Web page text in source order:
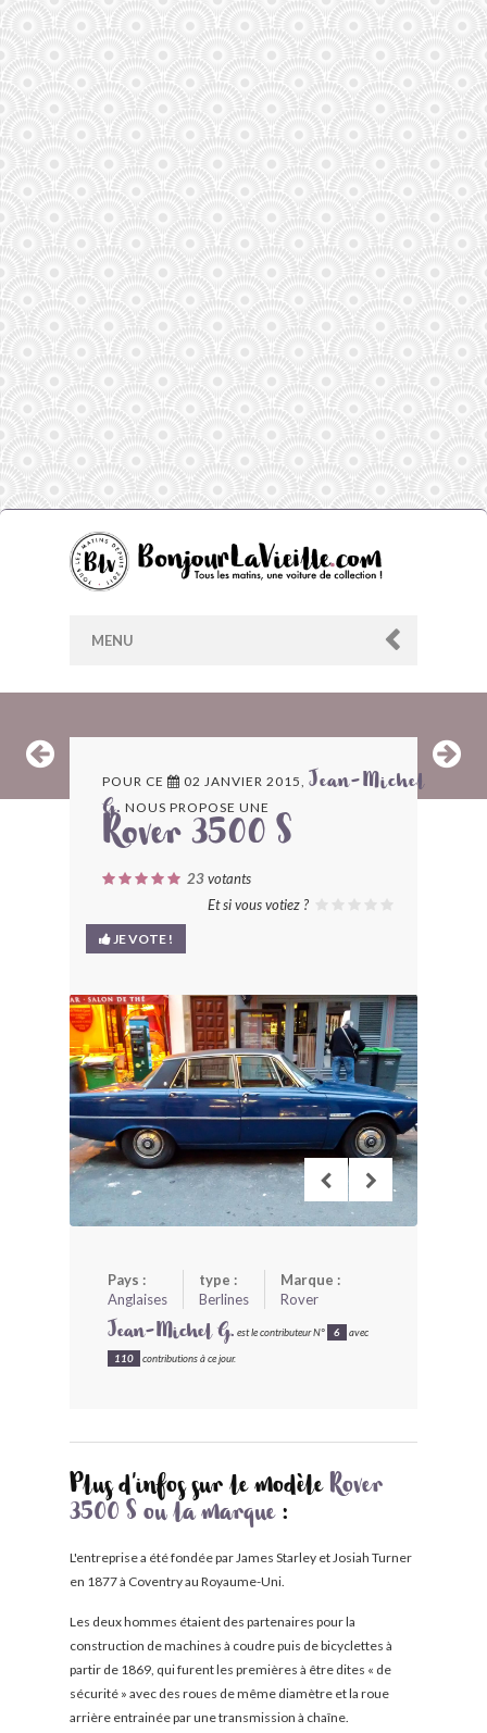
MENU
ARCHIVES
LES CONTRIBUTEURS
LE BLOG
BONJOURLAVIEILLE ?
MODÈLES ET MARQUES
COMMENT FONCTIONNE BLV ?
POUR CE 02 JANVIER 2015, Jean-Michel
G. NOUS PROPOSE UNE
Rover 3500 S
23votants
Et si vous votiez ?
JE VOTE !
Pays :
Anglaises
type :
Berlines
Marque :
Rover
Jean-Michel G. est le contributeur N° 6 avec
110 contributions à ce jour.
Plus d'infos sur le modèle Rover
3500 S ou la marque:
L'entreprise a été fondée par James Starley et Josiah Turner
en 1877 à Coventry au Royaume-Uni.
Les deux hommes étaient des partenaires pour la
construction de machines à coudre puis de bicyclettes à
partir de 1869, qui furent les premières à être dites « de
sécurité » avec des roues de même diamètre et la roue
arrière entrainée par une transmission à chaîne.